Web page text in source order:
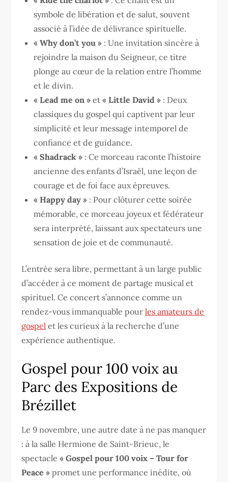
symbole de libération et de salut, souvent
associé à l’idée de délivrance spirituelle.
« Why don’t you » : Une invitation sincère à
rejoindre la maison du Seigneur, ce titre
plonge au cœur de la relation entre l’homme
et le divin.
« Lead me on » et« Little David » : Deux
classiques du gospel qui captivent par leur
simplicité et leur message intemporel de
confiance et de guidance.
« Shadrack » : Ce morceau raconte l’histoire
ancienne des enfants d’Israël, une leçon de
courage et de foi face aux épreuves.
« Happy day » : Pour clôturer cette soirée
mémorable, ce morceau joyeux et fédérateur
sera interprété, laissant aux spectateurs une
sensation de joie et de communauté.
L’entrée sera libre, permettant à un large public
d’accéder à ce moment de partage musical et
spirituel. Ce concert s’annonce comme un
rendez-vous immanquable pourles amateurs de
gospel et les curieux à la recherche d’une
expérience authentique.
Gospel pour 100 voix au
Parc des Expositions de
Brézillet
Le 9 novembre, une autre date à ne pas manquer
: à la salle Hermione de Saint-Brieuc, le
spectacle« Gospel pour 100 voix – Tour for
Peace » promet une performance inédite, où